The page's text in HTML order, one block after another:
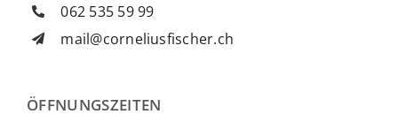
062 535 59 99
mail@corneliusfischer.ch
ÖFFNUNGSZEITEN